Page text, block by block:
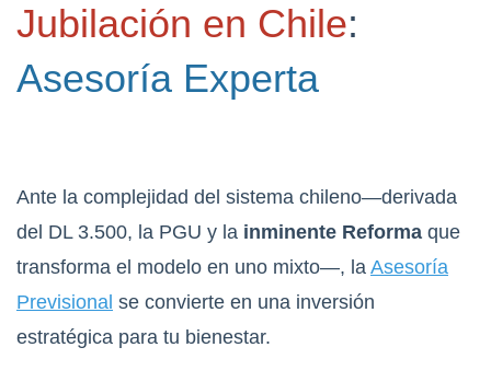
Jubilación en Chile:
Asesoría Experta
Ante la complejidad del sistema chileno—derivada
del DL 3.500, la PGU y la inminente Reforma que
transforma el modelo en uno mixto—, la Asesoría
Previsional se convierte en una inversión
estratégica para tu bienestar.